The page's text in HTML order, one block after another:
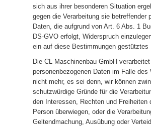
sich aus ihrer besonderen Situation
gegen die Verarbeitung sie betreffender
Daten, die aufgrund von Art. 6 Abs. 1
DS-GVO erfolgt, Widerspruch
ein auf diese Bestimmungen gestütztes
Die CL Maschinenbau GmbH
personenbezogenen Daten im Falle des
nicht mehr, es sei denn, wir können
schutzwürdige Gründe für die
den Interessen, Rechten und Freiheiten
Person überwiegen, oder die
Geltendmachung, Ausübung oder